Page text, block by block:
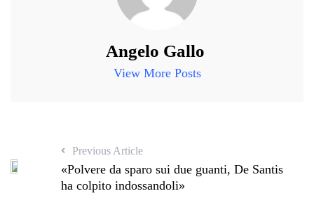
Angelo Gallo
View More Posts
Previous Article
«Polvere da sparo sui due guanti, De Santis
ha colpito indossandoli»